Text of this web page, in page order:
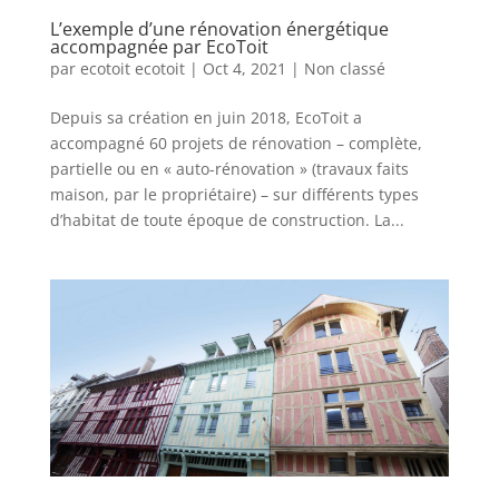
L’exemple d’une rénovation énergétique
accompagnée par EcoToit
par ecotoit ecotoit| Oct 4, 2021 | Non classé
Depuis sa création en juin 2018, EcoToit a
accompagné 60 projets de rénovation – complète,
partielle ou en « auto-rénovation » (travaux faits
maison, par le propriétaire) – sur différents types
d’habitat de toute époque de construction. La...